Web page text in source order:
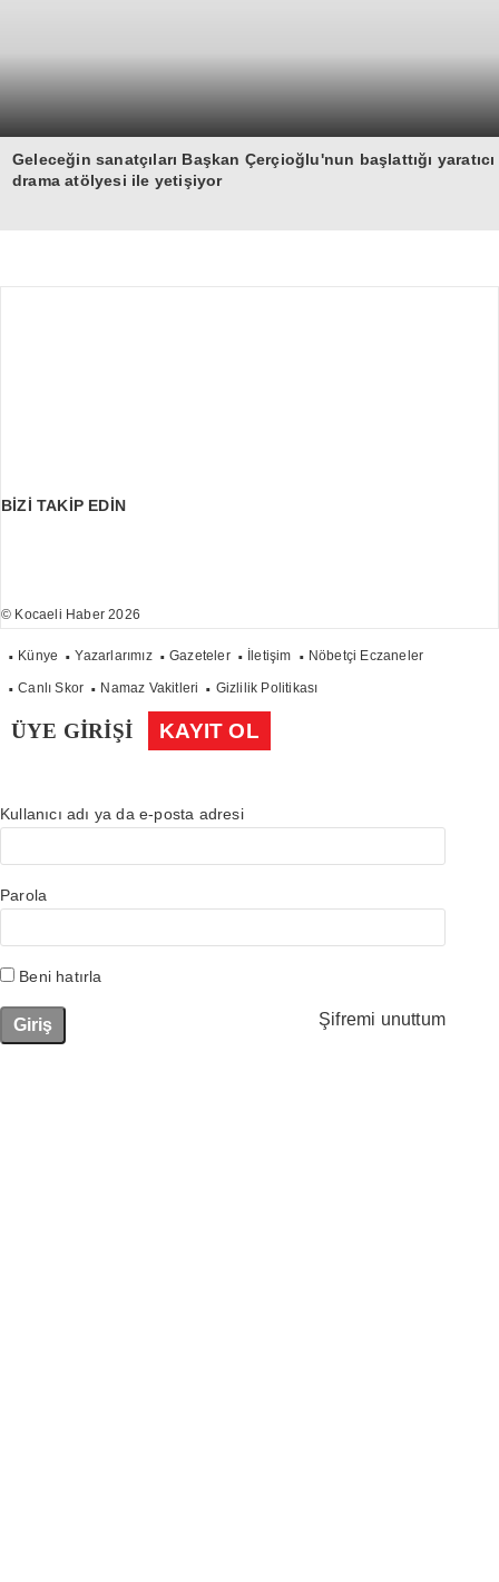
Geleceğin sanatçıları Başkan Çerçioğlu'nun başlattığı yaratıcı
drama atölyesi ile yetişiyor
BİZİ TAKİP EDİN
© Kocaeli Haber 2026
Künye Yazarlarımız Gazeteler İletişim Nöbetçi Eczaneler
Canlı Skor Namaz Vakitleri Gizlilik Politikası
ÜYE GİRİŞİ KAYIT OL
Kullanıcı adı ya da e-posta adresi
Parola
Beni hatırla
Şifremi unuttum